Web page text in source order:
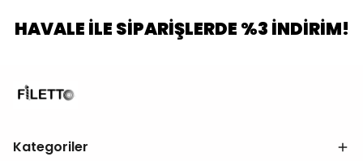
HAVALE İLE SİPARİŞLERDE %3 İNDİRİM!
Kategoriler